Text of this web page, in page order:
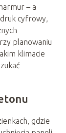
– a
cyfrowy,
planowaniu
klimacie
gdzie